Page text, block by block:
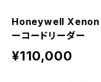
Honeywell
ーコードリーダー
¥110,000